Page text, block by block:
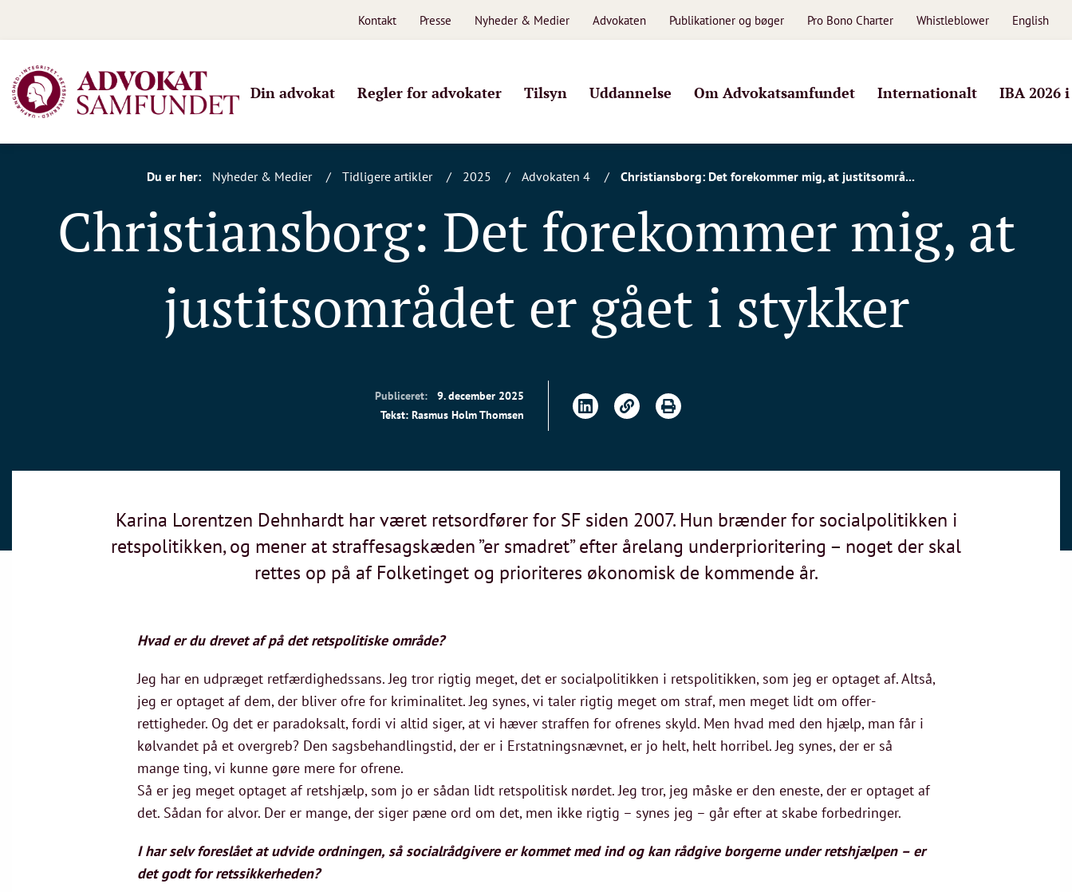
Kontakt Presse Nyheder & Medier Advokaten Publikationer og bøger Pro Bono Charter Whistleblower English
Din advokat Regler for advokater Tilsyn Uddannelse Om Advokatsamfundet Internationalt IBA 2026
Du er her: Nyheder & Medier Tidligere artikler 2025 Advokaten 4 Christiansborg: Det forekommer mig, at justitsområ...
Christiansborg: Det forekommer mig, at
justitsområdet er gået i stykker
Publiceret:
9. december 2025
Tekst: Rasmus Holm Thomsen
Karina Lorentzen Dehnhardt har været retsordfører for SF siden 2007. Hun brænder for socialpolitikken i
retspolitikken, og mener at straffesagskæden ”er smadret” efter årelang underprioritering – noget der skal
rettes op på af Folketinget og prioriteres økonomisk de kommende år.
Hvad er du drevet af på det retspolitiske område?
Jeg har en udpræget retfærdighedssans. Jeg tror rigtig meget, det er socialpolitikken i retspolitikken, som jeg er optaget af. Altså,
jeg er optaget af dem, der bliver ofre for kriminalitet. Jeg synes, vi taler rigtig meget om straf, men meget lidt om offer-
rettigheder. Og det er paradoksalt, fordi vi altid siger, at vi hæver straffen for ofrenes skyld. Men hvad med den hjælp, man får i
kølvandet på et overgreb? Den sagsbehandlingstid, der er i Erstatningsnævnet, er jo helt, helt horribel. Jeg synes, der er så
mange ting, vi kunne gøre mere for ofrene.
Så er jeg meget optaget af retshjælp, som jo er sådan lidt retspolitisk nørdet. Jeg tror, jeg måske er den eneste, der er optaget af
det. Sådan for alvor. Der er mange, der siger pæne ord om det, men ikke rigtig – synes jeg – går efter at skabe forbedringer.
I har selv foreslået at udvide ordningen, så socialrådgivere er kommet med ind og kan rådgive borgerne under retshjælpen – er
det godt for retssikkerheden?